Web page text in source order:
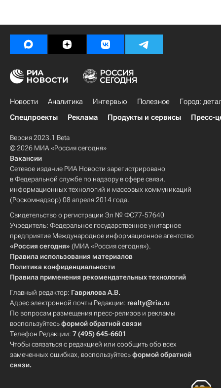
Новости Аналитика Интервью Полезное
Город:
Спецпроекты
Реклама Продукты и сервисы Пресс-
Версия 2023.1 Beta
© 2026 МИА «Россия сегодня»
Вакансии
Сетевое издание РИА Новости зарегистрировано
в Федеральной службе по надзору в сфере связи,
информационных технологий и массовых коммуникаций
(Роскомнадзор) 08 апреля 2014 года.
Свидетельство о регистрации Эл № ФС77-57640
Учредитель: Федеральное государственное унитарное
предприятие Международное информационное агентство
«Россия сегодня» (МИА «Россия сегодня»).
Правила использования материалов
Политика конфиденциальности
Правила применения рекомендательных технологий
Главный редактор: Гаврилова А.В.
Адрес электронной почты Редакции: realty@ria.ru
По вопросам размещения пресс-релизов и рекламы
воспользуйтесьформой обратной связи
Телефон Редакции: 7 (495) 645-6601
Чтобы связаться с редакцией или сообщить обо всех
замеченных ошибках, воспользуйтесьформой обратной
связи.